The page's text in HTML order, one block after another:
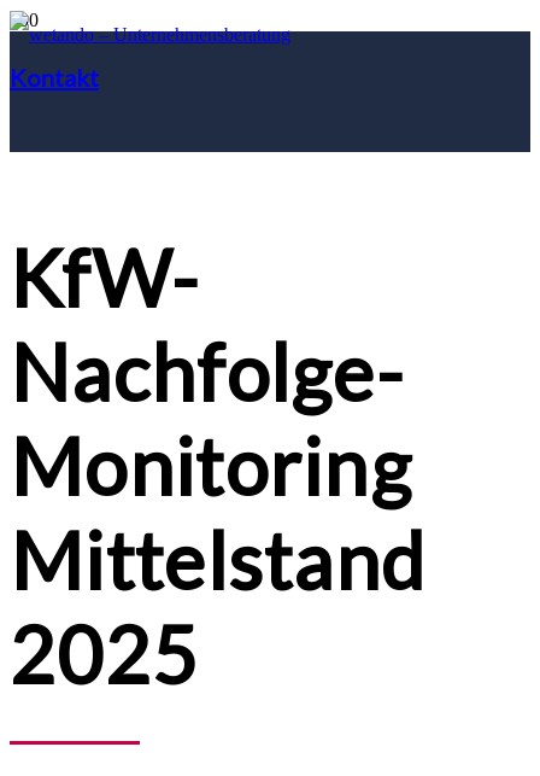
Kontakt
KfW-
Nachfolge-
Monitoring
Mittelstand
2025